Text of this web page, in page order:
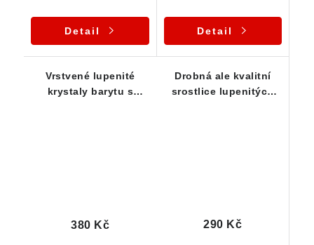
Detail Detail
Vrstvené lupenité
krystaly barytu s
380 Kč
Drobná ale kvalitní
srostlice lupenitých
290 Kč